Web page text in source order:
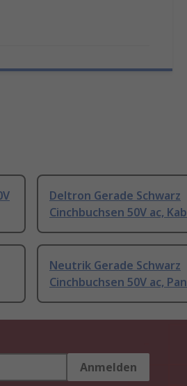
Deltron Gerade Schwarz
Cinchbuchsen 50V ac,
Neutrik Gerade Schwarz
Cinchbuchsen 50V ac,
Anmelden